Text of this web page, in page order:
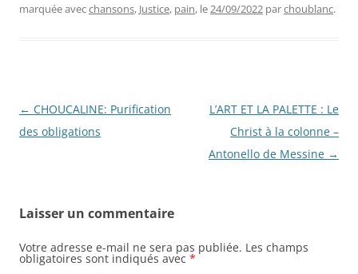
marquée avecchansons, Justice, pain, le24/09/2022 parchoublanc.
Navigation
des
← CHOUCALINE: Purification
des obligations
L’ART ET LA PALETTE : Le
Christ à la colonne –
Antonello de Messine →
Laisser un commentaire
Votre adresse e-mail ne sera pas publiée. Les champs
obligatoires sont indiqués avec *